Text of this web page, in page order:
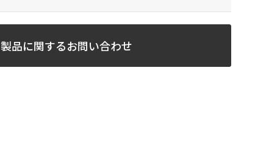
製品に関するお問い合わせ